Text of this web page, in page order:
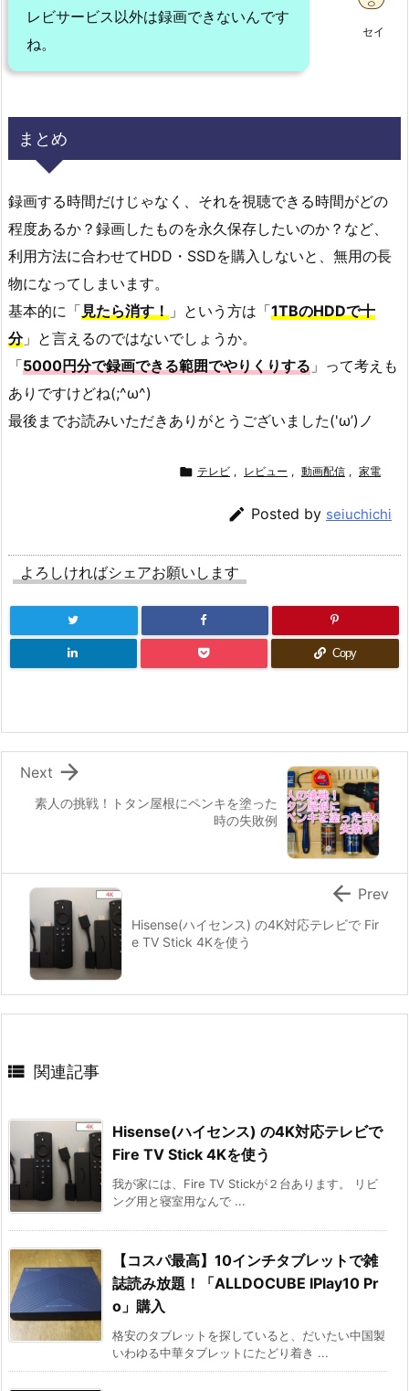
セイ
レビサービス以外は録画できないんです
ね。
まとめ
録画する時間だけじゃなく、それを視聴できる時間がどの
程度あるか？録画したものを永久保存したいのか？など、
利用方法に合わせてHDD・SSDを購入しないと、無用の長
物になってしまいます。
基本的に「 見たら消す！ 」という方は「1TBのHDDで十
分」と言えるのではないでしょうか。
「5000円分で録画できる範囲でやりくりする 」って考えも
ありですけどね(;^ω^)
最後までお読みいただきありがとうございました('ω’)ノ
 テレビ , レビュー , 動画配信 , 家電
 Posted by seiuchichi
よろしければシェアお願いします
Copy
素人の挑戦！トタン屋根にペンキを塗った
時の失敗例

Next
Hisense(ハイセンス) の4K対応テレビで Fir
e TV Stick 4Kを使う
 Prev
 関連記事
Hisense(ハイセンス) の4K対応テレビで
Fire TV Stick 4Kを使う
我が家には、Fire TV Stickが２台あります。 リビ
ング用と寝室用なんで ...
【コスパ最高】10インチタブレットで雑
誌読み放題！「ALLDOCUBE IPlay10 Pr
o」購入
格安のタブレットを探していると、だいたい中国製
いわゆる中華タブレットにたどり着き ...